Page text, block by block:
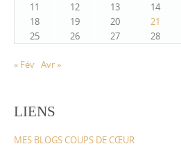
11
12 13 14
18
19 20 21
25
26 27 28
« Fév Avr »
LIENS
MES BLOGS COUPS DE CŒUR